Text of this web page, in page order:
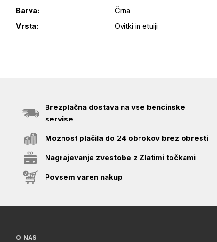
Barva:
Črna
Vrsta:
Ovitki in etuiji
Brezplačna dostava na vse bencinske
servise
Možnost plačila do 24 obrokov brez obresti
Nagrajevanje zvestobe z Zlatimi točkami
Povsem varen nakup
O NAS